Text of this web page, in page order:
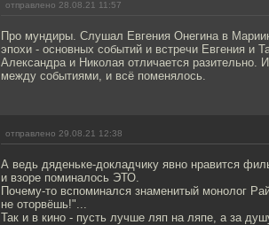
отправлено 28.08.21 11:57
Про мундиры. Слушал Евгения Онегина в
эпохи - основных событий и встречи Евгения и
Александра и Николая отличается разительно.
между событиями, и всё поменялось.
отправлено 29.08.21 12:38
А ведь дяденьке-докладчику явно нравится
и взоре поминалось ЭТО.
Почему-то вспоминался знаменитый монолог
не оторвёшь!"...
Так и в кино - пусть лучше ляп на ляпе, а за